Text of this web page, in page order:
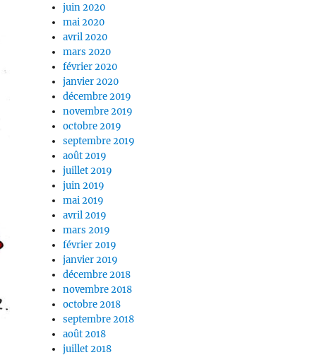
juin 2020
mai 2020
avril 2020
mars 2020
février 2020
janvier 2020
décembre 2019
novembre 2019
octobre 2019
septembre 2019
août 2019
juillet 2019
juin 2019
mai 2019
avril 2019
mars 2019
février 2019
janvier 2019
décembre 2018
novembre 2018
octobre 2018
septembre 2018
août 2018
juillet 2018